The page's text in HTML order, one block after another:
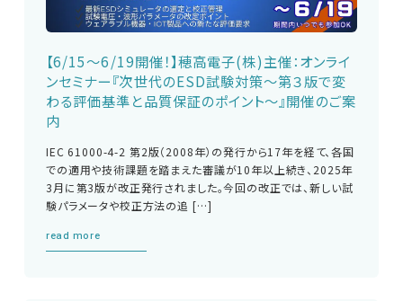
【6/15～6/19開催！】穂高電子(株)主催：オンライ
ンセミナー『次世代のESD試験対策～第３版で変
わる評価基準と品質保証のポイント～』開催のご案
内
IEC 61000-4-2 第2版（2008年）の発行から17年を経て、各国
での適用や技術課題を踏まえた審議が10年以上続き、2025年
3月に第3版が改正発行されました。今回の改正では、新しい試
験パラメータや校正方法の追 […]
read more